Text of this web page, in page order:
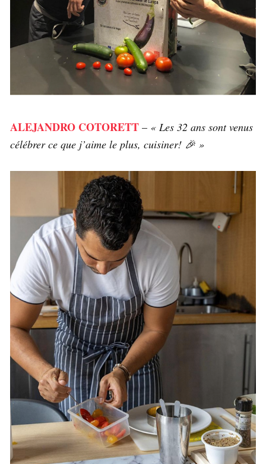
ALEJANDRO COTORETT – « Les 32 ans sont venus
célébrer ce que j’aime le plus, cuisiner! 🎉 »